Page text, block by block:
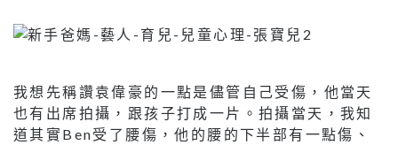
我想先稱讚袁偉豪的一點是儘管自己受傷，他當天
也有出席拍攝，跟孩子打成一片。拍攝當天，我知
道其實Ben受了腰傷，他的腰的下半部有一點傷、